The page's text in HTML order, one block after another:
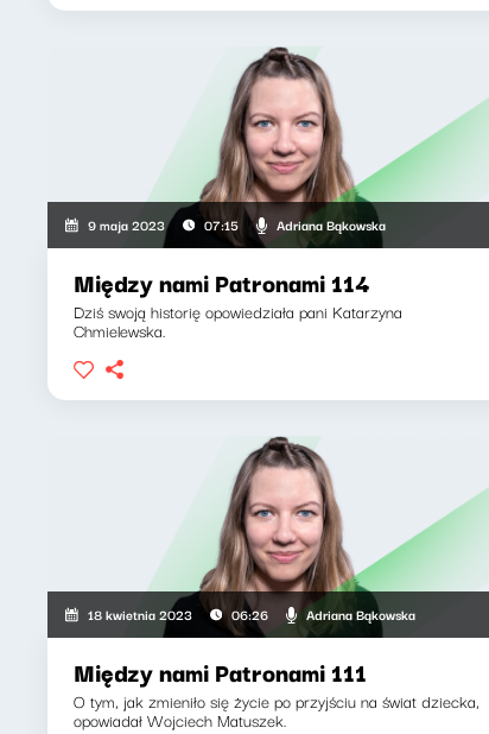
9 maja 2023 07:15 Adriana Bąkowska
Między nami Patronami 114
Dziś swoją historię opowiedziała pani Katarzyna
Chmielewska.
18 kwietnia 2023 06:26 Adriana Bąkowska
Między nami Patronami 111
O tym, jak zmieniło się życie po przyjściu na świat dziecka,
opowiadał Wojciech Matuszek.